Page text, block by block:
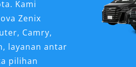
Kami
Zenix
Camry,
layanan antar
pilihan